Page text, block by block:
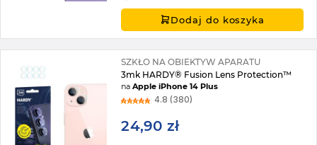
Dodaj do koszyka
SZKŁO NA OBIEKTYW APARATU
3mk HARDY® Fusion Lens Protection™
naApple iPhone 14 Plus
4.8 (380)
24,90 zł